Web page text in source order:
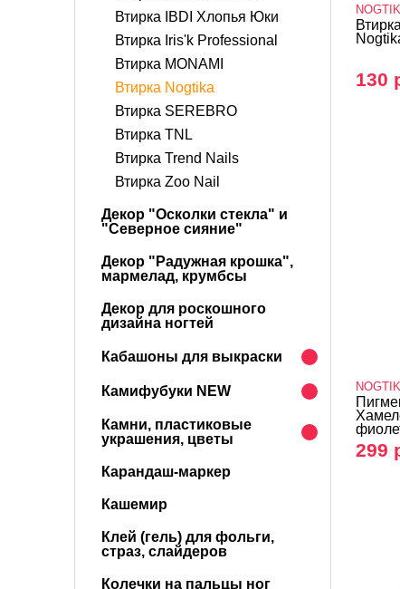
Втирка IBDI Хлопья Юки
Втирка Iris'k Professional
Втирка MONAMI
Втирка Nogtika
Втирка SEREBRO
Втирка TNL
Втирка Trend Nails
Втирка Zoo Nail
Декор "Осколки стекла" и
"Северное сияние"
Декор "Радужная крошка",
мармелад, крумбсы
Декор для роскошного
дизайна ногтей
Кабашоны для выкраски
Камифубуки NEW
Камни, пластиковые
украшения, цветы
Карандаш-маркер
Кашемир
Клей (гель) для фольги,
страз, слайдеров
Колечки на пальцы ног
130
299